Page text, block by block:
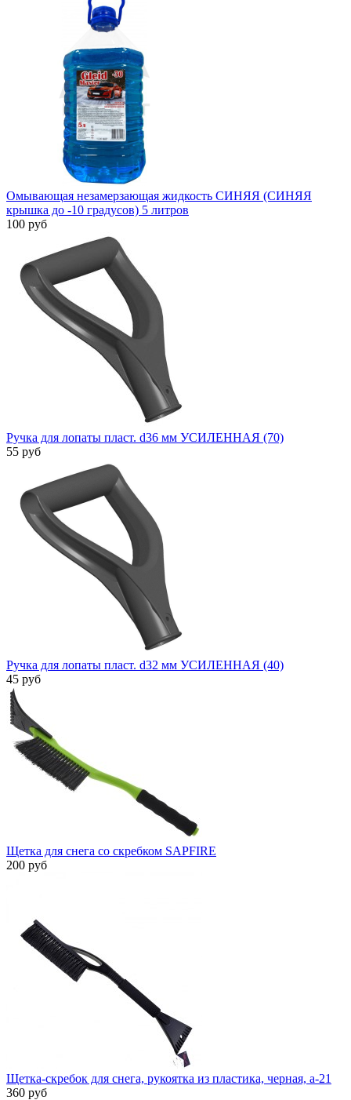
Омывающая незамерзающая жидкость СИНЯЯ (СИНЯЯ
крышка до -10 градусов) 5 литров
100 руб
Ручка для лопаты пласт. d36 мм УСИЛЕННАЯ (70)
55 руб
Ручка для лопаты пласт. d32 мм УСИЛЕННАЯ (40)
45 руб
Щетка для снега со скребком SAPFIRE
200 руб
Щетка-скребок для снега, рукоятка из пластика, черная, а-21
360 руб